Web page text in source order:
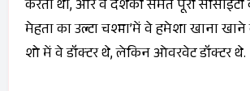
करता था, और वे दर्शकों समेत पूरी
मेहता का उल्टा चश्मा’में वे हमेशा खाना
शो में वे डॉक्टर थे, लेकिन ओवरवेट डॉक्टर थे.